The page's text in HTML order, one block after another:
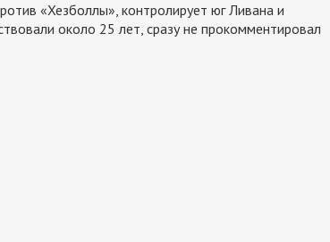
«Хезболлы», контролирует юг Ливана и
около 25 лет, сразу не прокомментировал